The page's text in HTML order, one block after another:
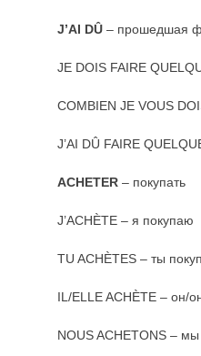
J’AI DÛ– прошедшая
JE DOIS FAIRE
COMBIEN JE VOUS
J’AI DÛ FAIRE
ACHETER– покупать
J’ACHÈTE – я покупаю
TU ACHÈTES – ты
IL/ELLE ACHÈTE – он/
NOUS ACHETONS –